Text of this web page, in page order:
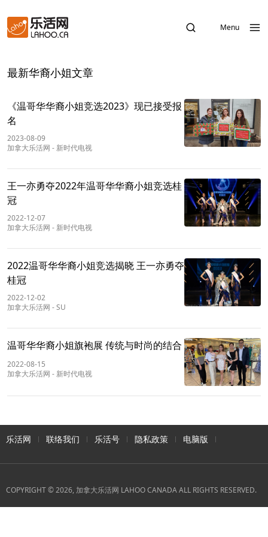
Menu
最新华裔小姐文章
《温哥华华裔小姐竞选2023》现已接受报
名
2023-08-09
加拿大乐活网 - 新时代电视
王一亦勇夺2022年温哥华华裔小姐竞选桂
冠
2022-12-07
加拿大乐活网 - 新时代电视
2022温哥华华裔小姐竞选揭晓 王一亦勇夺
桂冠
2022-12-02
加拿大乐活网 -SU
温哥华华裔小姐旗袍展 传统与时尚的结合
2022-08-15
加拿大乐活网 - 新时代电视
乐活网 联络我们 乐活号 隐私政策 电脑版
COPYRIGHT © 2026, 加拿大乐活网 LAHOO CANADA ALL RIGHTS RESERVED.